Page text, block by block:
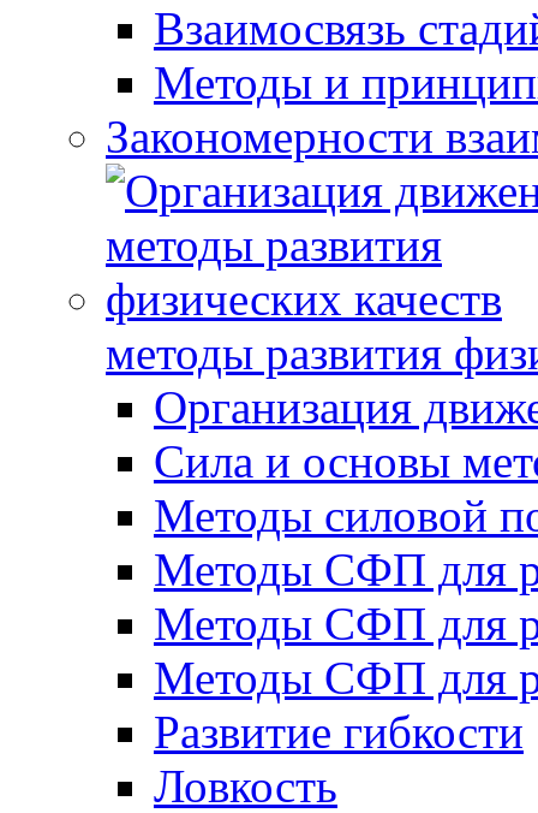
Взаимосвязь
Методы и
Закономерности
методы развития
Организация
Сила и основы
Методы силовой
Методы СФП для
Методы СФП для
Методы СФП для
Развитие гибкости
Ловкость